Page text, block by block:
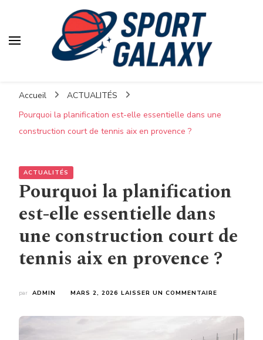
Accueil
ACTUALITÉS
Pourquoi la planification est-elle essentielle dans une
construction court de tennis aix en provence ?
ACTUALITÉS
Pourquoi la planification
est-elle essentielle dans
une construction court de
tennis aix en provence ?
par ADMIN MARS 2, 2026 LAISSER UN COMMENTAIRE
EST-